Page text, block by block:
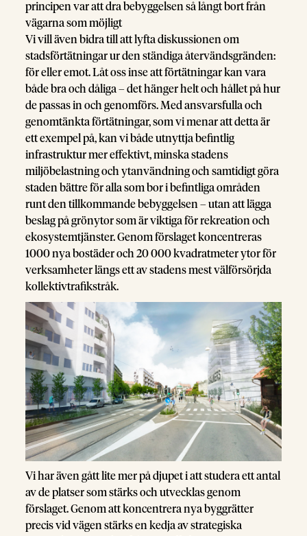
principen var att dra bebyggelsen så långt bort från
vägarna som möjligt
Vi vill även bidra till att lyfta diskussionen om
stadsförtätningar ur den ständiga återvändsgränden:
för eller emot. Låt oss inse att förtätningar kan vara
både bra och dåliga – det hänger helt och hållet på hur
de passas in och genomförs. Med ansvarsfulla och
genomtänkta förtätningar, som vi menar att detta är
ett exempel på, kan vi både utnyttja befintlig
infrastruktur mer effektivt, minska stadens
miljöbelastning och ytanvändning och samtidigt göra
staden bättre för alla som bor i befintliga områden
runt den tillkommande bebyggelsen – utan att lägga
beslag på grönytor som är viktiga för rekreation och
ekosystemtjänster. Genom förslaget koncentreras
1000 nya bostäder och 20 000 kvadratmeter ytor för
verksamheter längs ett av stadens mest välförsörjda
kollektivtrafikstråk.
Vi har även gått lite mer på djupet i att studera ett antal
av de platser som stärks och utvecklas genom
förslaget. Genom att koncentrera nya byggrätter
precis vid vägen stärks en kedja av strategiska